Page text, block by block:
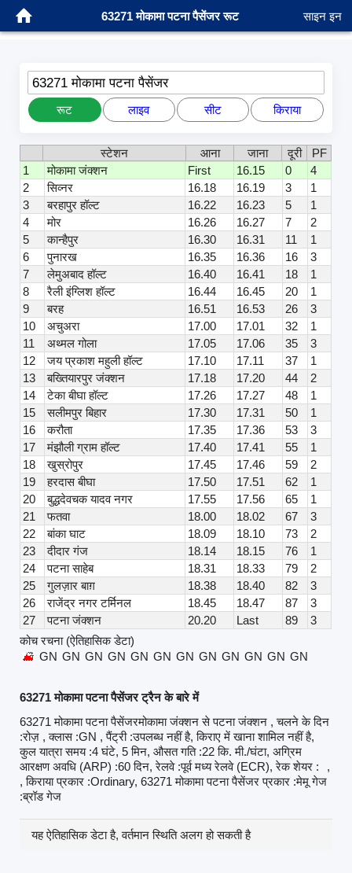
63271 मोकामा पटना पैसेंजर रूट साइन इन
63271 मोकामा पटना पैसेंजर
रूट लाइव सीट किराया
स्टेशन आना जाना दूरी
PF
1
मोकामा जंक्शन First 16.15 0
4
2
सिव्नर 16.18 16.19 3
1
3
बरहापुर हॉल्ट 16.22 16.23 5
1
4
मोर 16.26 16.27 7
2
5
कान्हैपुर 16.30 16.31 11
1
6
पुनारख 16.35 16.36 16
3
7
लेमुअबाद हॉल्ट 16.40 16.41 18
1
8
रैली इंग्लिश हॉल्ट 16.44 16.45 20
1
9
बरह 16.51 16.53 26
3
10
अचुअरा 17.00 17.01 32
1
11
अथ्मल गोला 17.05 17.06 35
3
12
जय प्रकाश महुली हॉल्ट 17.10 17.11 37
1
13
बख्तियारपुर जंक्शन 17.18 17.20 44
2
14
टेका बीघा हॉल्ट 17.26 17.27 48
1
15
सलीमपुर बिहार 17.30 17.31 50
1
16
करौता 17.35 17.36 53
3
17
मंझौली ग्राम हॉल्ट 17.40 17.41 55
1
18
खुस्रोपुर 17.45 17.46 59
2
19
हरदास बीघा 17.50 17.51 62
1
20
बुद्धदेवचक यादव नगर 17.55 17.56 65
1
21
फतवा 18.00 18.02 67
3
22
बांका घाट 18.09 18.10 73
2
23
दीदार गंज 18.14 18.15 76
1
24
पटना साहेब 18.31 18.33 79
2
25
गुलज़ार बाग़ 18.38 18.40 82
3
26
राजेंद्र नगर टर्मिनल 18.45 18.47 87
3
27
पटना जंक्शन 20.20 Last 89
3
कोच रचना (ऐतिहासिक डेटा)
GN GN GN GN GN GN GN GN GN GN GN GN
63271 मोकामा पटना पैसेंजर ट्रैन के बारे में
63271 मोकामा पटना पैसेंजरमोकामा जंक्शन से पटना जंक्शन , चलने के दिन
:रोज़ , क्लास :GN , पैंट्री :उपलब्ध नहीं है, किराए में खाना शामिल नहीं है,
कुल यात्रा समय :4 घंटे, 5 मिन, औसत गति :22 कि. मी./घंटा, अग्रिम
आरक्षण अवधि (ARP) :60 दिन, रेलवे :पूर्व मध्य रेलवे (ECR), रेक शेयर :
,
, किराया प्रकार :Ordinary, 63271 मोकामा पटना पैसेंजर प्रकार :मेमू गेज
:ब्रॉड गेज
यह ऐतिहासिक डेटा है, वर्तमान स्थिति अलग हो सकती है